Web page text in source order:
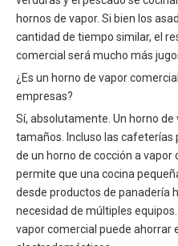
hornos de vapor. Si bien los
cantidad de tiempo similar, el
comercial será mucho más
¿Es un horno de vapor
empresas?
Sí, absolutamente. Un horno
tamaños. Incluso las cafeterías
de un horno de cocción a vapor
permite que una cocina
desde productos de panadería
necesidad de múltiples
vapor comercial puede ahorrar